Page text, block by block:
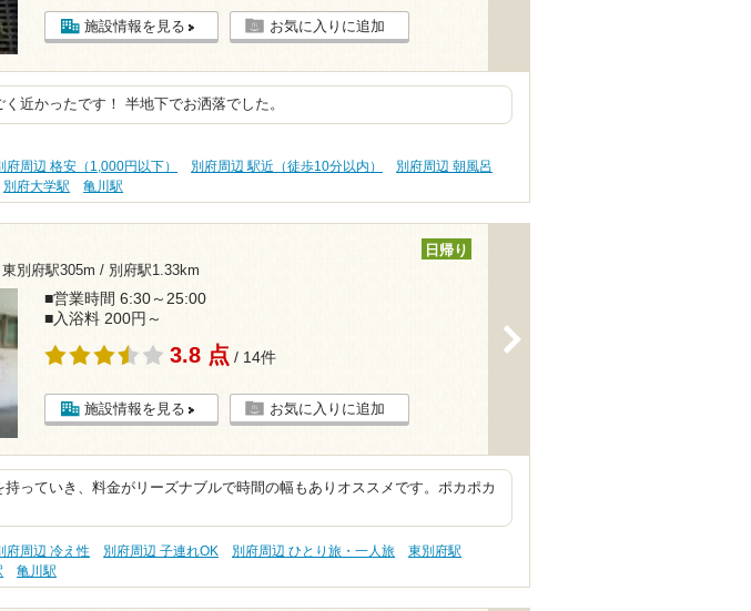
施設情報を見る お気に入りに追加
近かったです！ 半地下でお洒落でした。
府周辺 格安（1,000円以下） 別府周辺 駅近（徒歩10分以内）
別府周辺 朝風呂
別府大学駅 亀川駅
東別府駅305m / 別府駅1.33km
日帰り
■営業時間 6:30～25:00
■入浴料 200円～
3.8 点 / 14件
施設情報を見る お気に入りに追加
持っていき、料金がリーズナブルで時間の幅もありオススメです。ポカポカ
府周辺 冷え性 別府周辺 子連れOK 別府周辺 ひとり旅・一人旅
東別府駅
亀川駅